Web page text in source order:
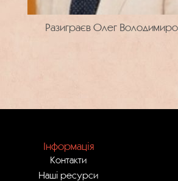
Разиграєв Олег
Інформація
Контакти
Наші ресурси